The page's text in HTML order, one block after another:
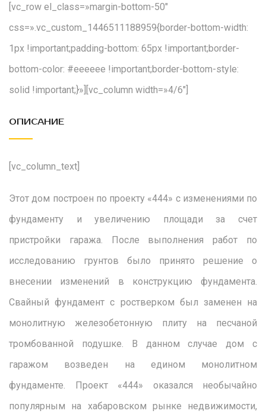
[vc_row el_class=»margin-bottom-50″
css=».vc_custom_1446511188959{border-bottom-width:
1px !important;padding-bottom: 65px !important;border-
bottom-color: #eeeeee !important;border-bottom-style:
solid !important;}»][vc_column width=»4/6″]
ОПИСАНИЕ
[vc_column_text]
Этот дом построен по проекту «444» с изменениями по
фундаменту и увеличению площади за счет
пристройки гаража. После выполнения работ по
исследованию грунтов было принято решение о
внесении изменений в конструкцию фундамента.
Свайный фундамент с ростверком был заменен на
монолитную железобетонную плиту на песчаной
тромбованной подушке. В данном случае дом с
гаражом возведен на едином монолитном
фундаменте. Проект «444» оказался необычайно
популярным на хабаровском рынке недвижимости,